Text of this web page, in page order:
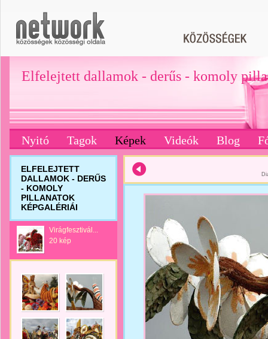
Elfelejtett dallamok - derűs - komoly
Nyitó Tagok Képek Videók Blog
ELFELEJTETT
DALLAMOK - DERŰS
- KOMOLY
PILLANATOK
KÉPGALÉRIÁI
Virágfesztivál...
20 kép